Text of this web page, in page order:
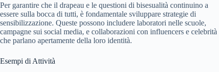
Per garantire che il drapeau e le questioni di bisesualità continuino a
essere sulla bocca di tutti, è fondamentale sviluppare strategie di
sensibilizzazione. Queste possono includere laboratori nelle scuole,
campagne sui social media, e collaborazioni con influencers e celebrità
che parlano apertamente della loro identità.
Esempi di Attività